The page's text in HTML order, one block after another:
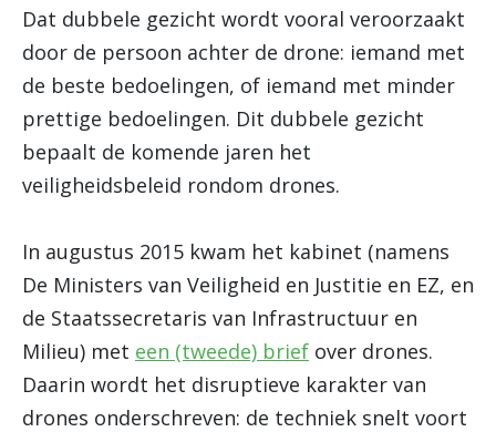
Dat dubbele gezicht wordt vooral veroorzaakt
door de persoon achter de drone: iemand met
de beste bedoelingen, of iemand met minder
prettige bedoelingen. Dit dubbele gezicht
bepaalt de komende jaren het
veiligheidsbeleid rondom drones.
In augustus 2015 kwam het kabinet (namens
De Ministers van Veiligheid en Justitie en EZ, en
de Staatssecretaris van Infrastructuur en
Milieu) met een (tweede) brief over drones.
Daarin wordt het disruptieve karakter van
drones onderschreven: de techniek snelt voort